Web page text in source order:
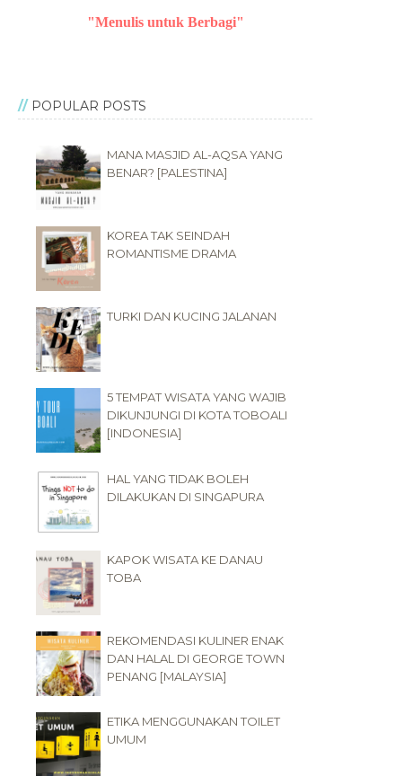
"Menulis untuk Berbagi"
POPULAR POSTS
MANA MASJID AL-AQSA YANG
BENAR? [PALESTINA]
KOREA TAK SEINDAH
ROMANTISME DRAMA
TURKI DAN KUCING JALANAN
5 TEMPAT WISATA YANG WAJIB
DIKUNJUNGI DI KOTA TOBOALI
[INDONESIA]
HAL YANG TIDAK BOLEH
DILAKUKAN DI SINGAPURA
KAPOK WISATA KE DANAU
TOBA
REKOMENDASI KULINER ENAK
DAN HALAL DI GEORGE TOWN
PENANG [MALAYSIA]
ETIKA MENGGUNAKAN TOILET
UMUM